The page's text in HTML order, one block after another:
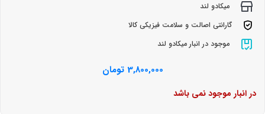
میکادو لند
گارانتی اصالت و سلامت فیزیکی کالا
موجود در انبار میکادو لند
3,800,000 تومان
در انبار موجود نمی باشد